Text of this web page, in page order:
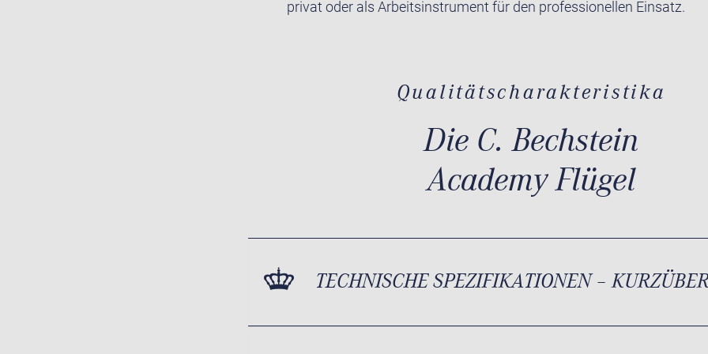
privat oder als Arbeitsinstrument für den professionellen Einsatz.
Qualitätscharakteristika
Die C. Bechstein
Academy Flügel
TECHNISCHE SPEZIFIKATIONEN –